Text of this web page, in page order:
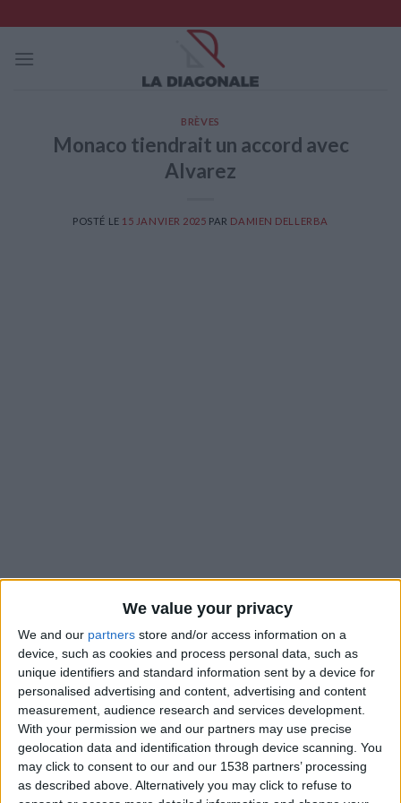
We value your privacy
We and our partners store and/or access information on a
device, such as cookies and process personal data, such as
unique identifiers and standard information sent by a device for
personalised advertising and content, advertising and content
measurement, audience research and services development.
With your permission we and our partners may use precise
geolocation data and identification through device scanning. You
may click to consent to our and our 1538 partners’ processing
as described above. Alternatively you may click to refuse to
to
content
BRÈVES
Monaco tiendrait un accord avec
Alvarez
POSTÉ LE 15 JANVIER 2025 PAR DAMIEN DELLERBA
L’AS Monaco a encore 15 jours pour recruter un milieu de
terrain et semble avoir fait d’Edson Alvarez sa priorité à ce
poste. Selon le média mexicainRecord, le joueur de West
Ham, sous contrat jusqu’en 2028, aurait donné son accord au
club de la Principauté alors qu’ils n’entrerait pas dans les plans
du nouvel entraîneur Graham Potter.